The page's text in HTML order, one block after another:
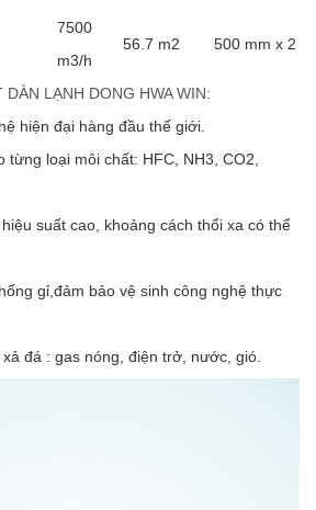
7500
m3/h
56.7 m2 500 mm x 2
LẠNH DONG HWA WIN:
hiện đại hàng đầu thế giới.
loại môi chất: HFC, NH3, CO2,
suất cao, khoảng cách thổi xa có thể
gỉ,đảm bảo vệ sinh công nghệ thực
đá : gas nóng, điện trở, nước, gió.